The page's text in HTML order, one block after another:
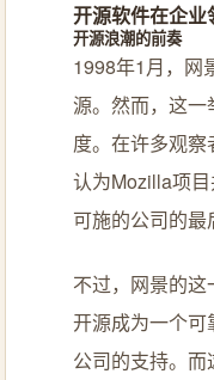
开源软件在企
开源浪潮的前奏
1998年1月，网
源。然而，这
度。在许多观
认为Mozilla项
可施的公司的最
不过，网景的
开源成为一个
公司的支持。